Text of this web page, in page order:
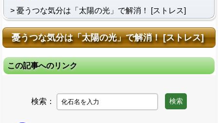
憂うつな気分は「太陽の光」で解消！ [ストレス]
憂うつな気分は「太陽の光」で解消！ [ストレス]
この記事へのリンク
検索： 検索